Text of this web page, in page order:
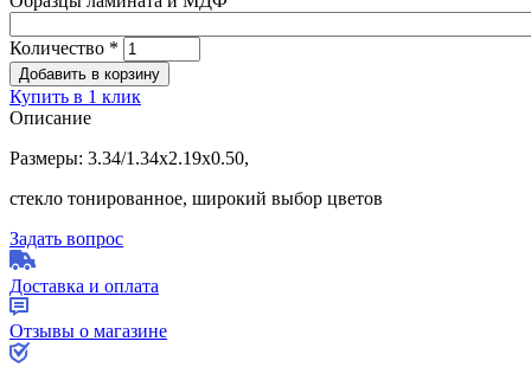
Количество *
Купить в 1 клик
Описание
Размеры: 3.34/1.34х2.19х0.50,
стекло тонированное, широкий выбор цветов
Задать вопрос
Доставка и оплата
Отзывы о магазине